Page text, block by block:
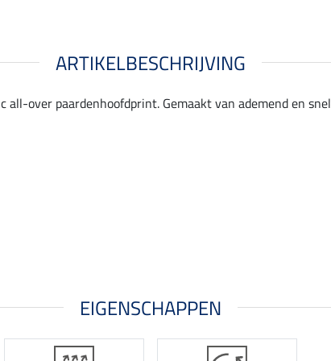
ARTIKELBESCHRIJVING
over paardenhoofdprint. Gemaakt van ademend en
EIGENSCHAPPEN